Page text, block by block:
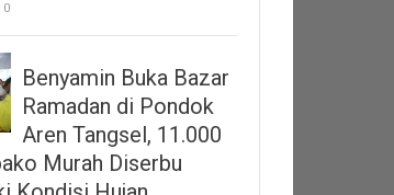
0
Benyamin Buka Bazar
Ramadan di Pondok
Aren Tangsel, 11.000
Murah Diserbu